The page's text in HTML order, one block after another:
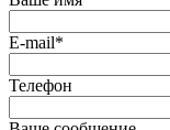
E-mail*
Телефон